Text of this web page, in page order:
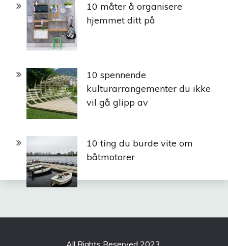
10 måter å organisere
hjemmet ditt på
10 spennende
kulturarrangementer du ikke
vil gå glipp av
10 ting du burde vite om
båtmotorer